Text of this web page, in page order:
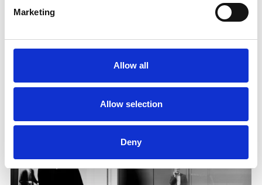
Marketing
Allow all
Allow selection
Deny
empresa B2B